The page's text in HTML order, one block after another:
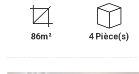
86m² 4 Pièce(s)